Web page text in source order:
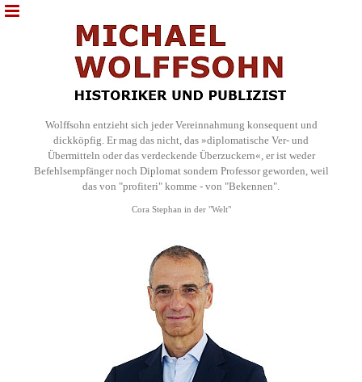
Wolffsohn entzieht sich jeder Vereinnahmung konsequent und
dickköpfig. Er mag das nicht, das »diplomatische Ver- und
Übermitteln oder das verdeckende Überzuckern«, er ist weder
Befehlsempfänger noch Diplomat sondern Professor geworden, weil
das von "profiteri" komme - von "Bekennen".
Cora Stephan in der "Welt"